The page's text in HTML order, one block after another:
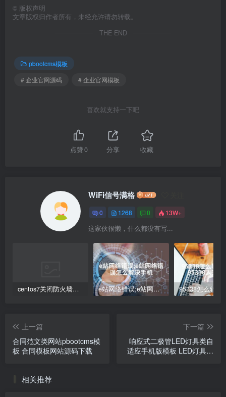
© 版权声明
文章版权归作者所有，未经允许请勿转载。
THE END
pbootcms模板
# 企业官网源码
# 企业官网模板
喜欢就支持一下吧
点赞0 分享 收藏
WiFi信号满格
0 1268 0 13W+
这家伙很懒，什么都没有写...
centos7关闭防火墙命令(Centos7防火墙关闭步骤解析) e站网络错误;e站网络错误怎么解决手机
上一篇
合同范文类网站pbootcms模
板 合同模板网站源码下载
下一篇
响应式二极管LED灯具类自
适应手机版模板 LED灯具网
相关推荐